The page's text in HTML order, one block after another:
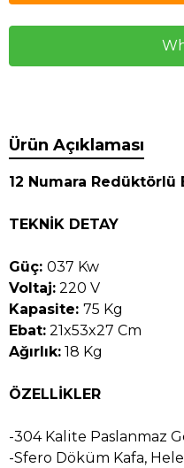
Ürün Açıklaması
12 Numara Redüktörlü
TEKNİK DETAY
Güç: 037 Kw
Voltaj: 220 V
Kapasite: 75 Kg
Ebat: 21x53x27 Cm
Ağırlık: 18 Kg
ÖZELLİKLER
-304 Kalite Paslanmaz
-Sfero Döküm Kafa,